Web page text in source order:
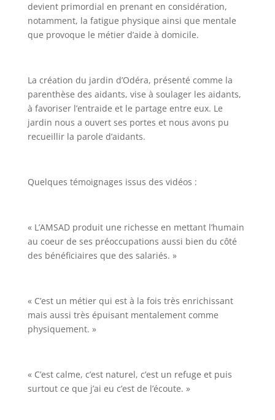
devient primordial en prenant en considération,
notamment, la fatigue physique ainsi que mentale
que provoque le métier d’aide à domicile.
La création du jardin d’Odéra, présenté comme la
parenthèse des aidants, vise à soulager les aidants,
à favoriser l’entraide et le partage entre eux. Le
jardin nous a ouvert ses portes et nous avons pu
recueillir la parole d’aidants.
Quelques témoignages issus des vidéos :
« L’AMSAD produit une richesse en mettant l’humain
au coeur de ses préoccupations aussi bien du côté
des bénéficiaires que des salariés. »
« C’est un métier qui est à la fois très enrichissant
mais aussi très épuisant mentalement comme
physiquement. »
« C’est calme, c’est naturel, c’est un refuge et puis
surtout ce que j’ai eu c’est de l’écoute. »